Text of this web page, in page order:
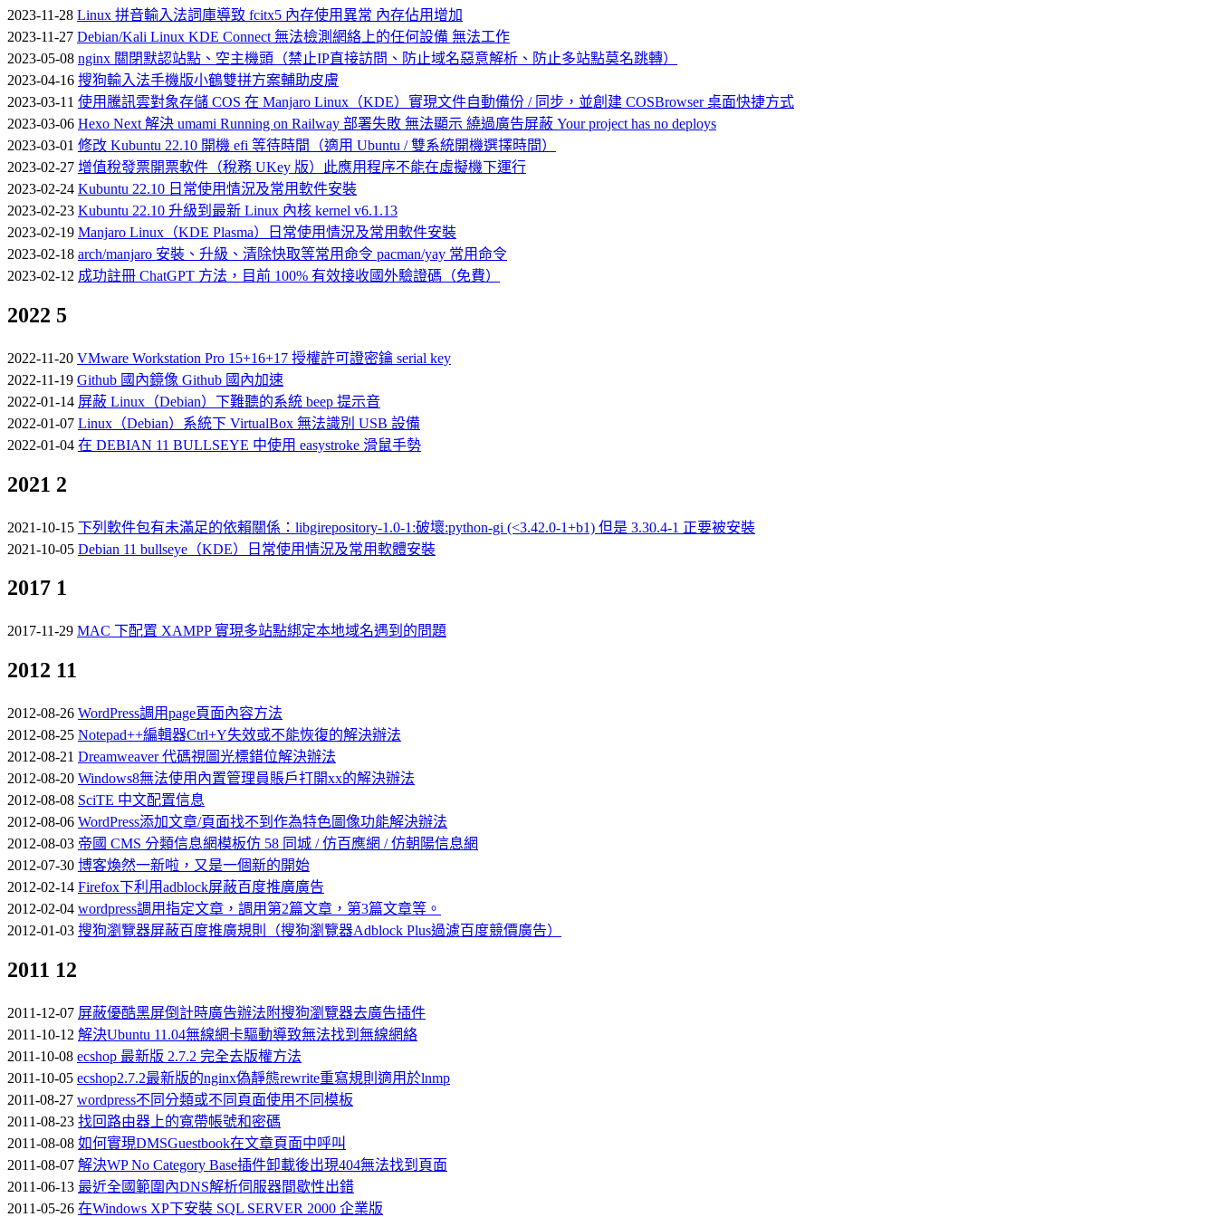
2023-11-28 Linux 拼音輸入法詞庫導致 fcitx5 內存使用異常 內存佔用增加
2023-11-27 Debian/Kali Linux KDE Connect 無法檢測網絡上的任何設備 無法工作
2023-05-08 nginx 關閉默認站點、空主機頭（禁止IP直接訪問、防止域名惡意解析、防止多站點莫名跳轉）
2023-04-16 搜狗輸入法手機版小鶴雙拼方案輔助皮膚
2023-03-11 使用騰訊雲對象存儲 COS 在 Manjaro Linux（KDE）實現文件自動備份 / 同步，並創建 COSBrowser 桌面快捷方式
2023-03-06 Hexo Next 解決 umami Running on Railway 部署失敗 無法顯示 繞過廣告屏蔽 Your project has no deploys
2023-03-01 修改 Kubuntu 22.10 開機 efi 等待時間（適用 Ubuntu / 雙系統開機選擇時間）
2023-02-27 增值稅發票開票軟件（稅務 UKey 版）此應用程序不能在虛擬機下運行
2023-02-24 Kubuntu 22.10 日常使用情況及常用軟件安裝
2023-02-23 Kubuntu 22.10 升級到最新 Linux 內核 kernel v6.1.13
2023-02-19 Manjaro Linux（KDE Plasma）日常使用情況及常用軟件安裝
2023-02-18 arch/manjaro 安裝、升級、清除快取等常用命令 pacman/yay 常用命令
2023-02-12 成功註冊 ChatGPT 方法，目前 100% 有效接收國外驗證碼（免費）
2022 5
2022-11-20 VMware Workstation Pro 15+16+17 授權許可證密鑰 serial key
2022-11-19 Github 國內鏡像 Github 國內加速
2022-01-14 屏蔽 Linux（Debian）下難聽的系統 beep 提示音
2022-01-07 Linux（Debian）系統下 VirtualBox 無法識別 USB 設備
2022-01-04 在 DEBIAN 11 BULLSEYE 中使用 easystroke 滑鼠手勢
2021 2
2021-10-15 下列軟件包有未滿足的依賴關係：libgirepository-1.0-1:破壞:python-gi (<3.42.0-1+b1) 但是 3.30.4-1 正要被安裝
2021-10-05 Debian 11 bullseye（KDE）日常使用情況及常用軟體安裝
2017 1
2017-11-29 MAC 下配置 XAMPP 實現多站點綁定本地域名遇到的問題
2012 11
2012-08-26 WordPress調用page頁面內容方法
2012-08-25 Notepad++編輯器Ctrl+Y失效或不能恢復的解決辦法
2012-08-21 Dreamweaver 代碼視圖光標錯位解決辦法
2012-08-20 Windows8無法使用內置管理員賬戶打開xx的解決辦法
2012-08-08 SciTE 中文配置信息
2012-08-06 WordPress添加文章/頁面找不到作為特色圖像功能解決辦法
2012-08-03 帝國 CMS 分類信息網模板仿 58 同城 / 仿百應網 / 仿朝陽信息網
2012-07-30 博客煥然一新啦，又是一個新的開始
2012-02-14 Firefox下利用adblock屏蔽百度推廣廣告
2012-02-04 wordpress調用指定文章，調用第2篇文章，第3篇文章等。
2012-01-03 搜狗瀏覽器屏蔽百度推廣規則（搜狗瀏覽器Adblock Plus過濾百度競價廣告）
2011 12
2011-12-07 屏蔽優酷黑屏倒計時廣告辦法附搜狗瀏覽器去廣告插件
2011-10-12 解決Ubuntu 11.04無線網卡驅動導致無法找到無線網絡
2011-10-08 ecshop 最新版 2.7.2 完全去版權方法
2011-10-05 ecshop2.7.2最新版的nginx偽靜態rewrite重寫規則適用於lnmp
2011-08-27 wordpress不同分類或不同頁面使用不同模板
2011-08-23 找回路由器上的寬帶帳號和密碼
2011-08-08 如何實現DMSGuestbook在文章頁面中呼叫
2011-08-07 解決WP No Category Base插件卸載後出現404無法找到頁面
2011-06-13 最近全國範圍內DNS解析伺服器間歇性出錯
2011-05-26 在Windows XP下安裝 SQL SERVER 2000 企業版